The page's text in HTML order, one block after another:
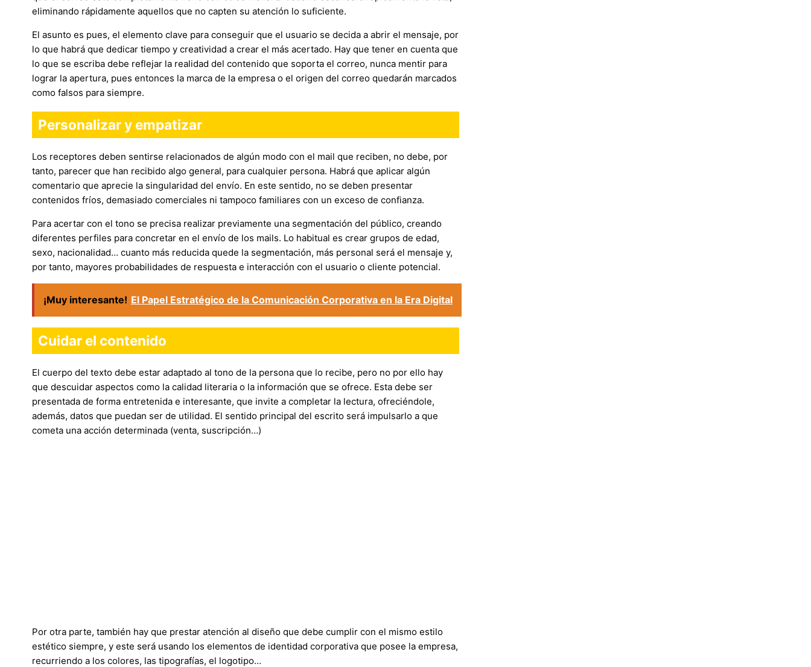
eliminando rápidamente aquellos que no capten su atención lo suficiente.
El asunto es pues, el elemento clave para conseguir que el usuario se decida a abrir el mensaje, por
lo que habrá que dedicar tiempo y creatividad a crear el más acertado. Hay que tener en cuenta que
lo que se escriba debe reflejar la realidad del contenido que soporta el correo, nunca mentir para
lograr la apertura, pues entonces la marca de la empresa o el origen del correo quedarán marcados
como falsos para siempre.
Personalizar y empatizar
Los receptores deben sentirse relacionados de algún modo con el mail que reciben, no debe, por
tanto, parecer que han recibido algo general, para cualquier persona. Habrá que aplicar algún
comentario que aprecie la singularidad del envío. En este sentido, no se deben presentar
contenidos fríos, demasiado comerciales ni tampoco familiares con un exceso de confianza.
Para acertar con el tono se precisa realizar previamente una segmentación del público, creando
diferentes perfiles para concretar en el envío de los mails. Lo habitual es crear grupos de edad,
sexo, nacionalidad… cuanto más reducida quede la segmentación, más personal será el mensaje y,
por tanto, mayores probabilidades de respuesta e interacción con el usuario o cliente potencial.
¡Muy interesante! El Papel Estratégico de la Comunicación Corporativa en la Era Digital
Cuidar el contenido
El cuerpo del texto debe estar adaptado al tono de la persona que lo recibe, pero no por ello hay
que descuidar aspectos como la calidad literaria o la información que se ofrece. Esta debe ser
presentada de forma entretenida e interesante, que invite a completar la lectura, ofreciéndole,
además, datos que puedan ser de utilidad. El sentido principal del escrito será impulsarlo a que
cometa una acción determinada (venta, suscripción…)
Por otra parte, también hay que prestar atención al diseño que debe cumplir con el mismo estilo
estético siempre, y este será usando los elementos de identidad corporativa que posee la empresa,
recurriendo a los colores, las tipografías, el logotipo…